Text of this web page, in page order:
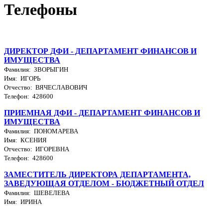
Телефоны
ДИРЕКТОР ДФИ - ДЕПАРТАМЕНТ ФИНАНСОВ И
ИМУЩЕСТВА
Фамилия: ЗВОРЫГИН
Имя: ИГОРЬ
Отчество: ВЯЧЕСЛАВОВИЧ
Телефон: 428600
ПРИЕМНАЯ ДФИ - ДЕПАРТАМЕНТ ФИНАНСОВ И
ИМУЩЕСТВА
Фамилия: ПОНОМАРЕВА
Имя: КСЕНИЯ
Отчество: ИГОРЕВНА
Телефон: 428600
ЗАМЕСТИТЕЛЬ ДИРЕКТОРА ДЕПАРТАМЕНТА,
ЗАВЕДУЮЩАЯ ОТДЕЛОМ - БЮДЖЕТНЫЙ ОТДЕЛ
Фамилия: ШЕВЕЛЕВА
Имя: ИРИНА